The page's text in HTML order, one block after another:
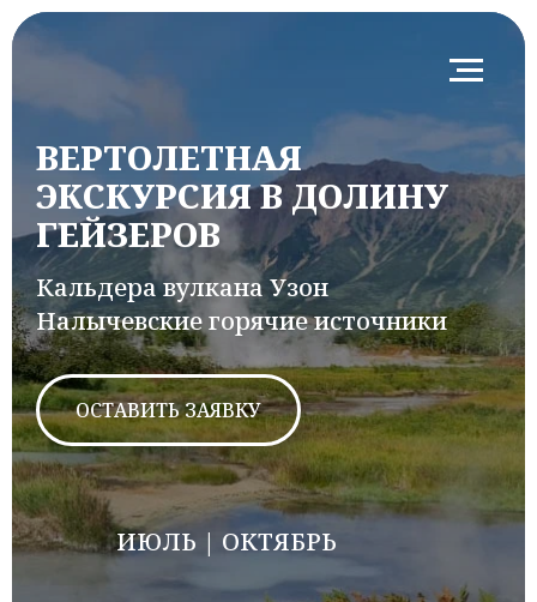
ВЕРТОЛЕТНАЯ
ЭКСКУРСИЯ В ДОЛИНУ
ГЕЙЗЕРОВ
Кальдера вулкана Узон
Налычевские горячие источники
ОСТАВИТЬ ЗАЯВКУ
ИЮЛЬ | ОКТЯБРЬ